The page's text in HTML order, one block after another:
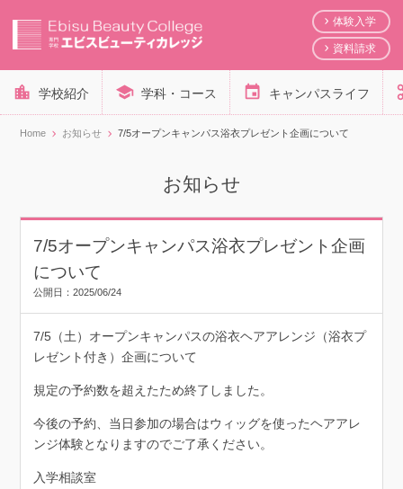
体験入学
資料請求
学校紹介 学科・コース キャンパスライフ
Home お知らせ 7/5オープンキャンパス浴衣プレゼント企画について
お知らせ
7/5オープンキャンパス浴衣プレゼント企画
について
公開日：2025/06/24
7/5（土）オープンキャンパスの浴衣ヘアアレンジ（浴衣プ
レゼント付き）企画について
規定の予約数を超えたため終了しました。
今後の予約、当日参加の場合はウィッグを使ったヘアアレ
ンジ体験となりますのでご了承ください。
入学相談室